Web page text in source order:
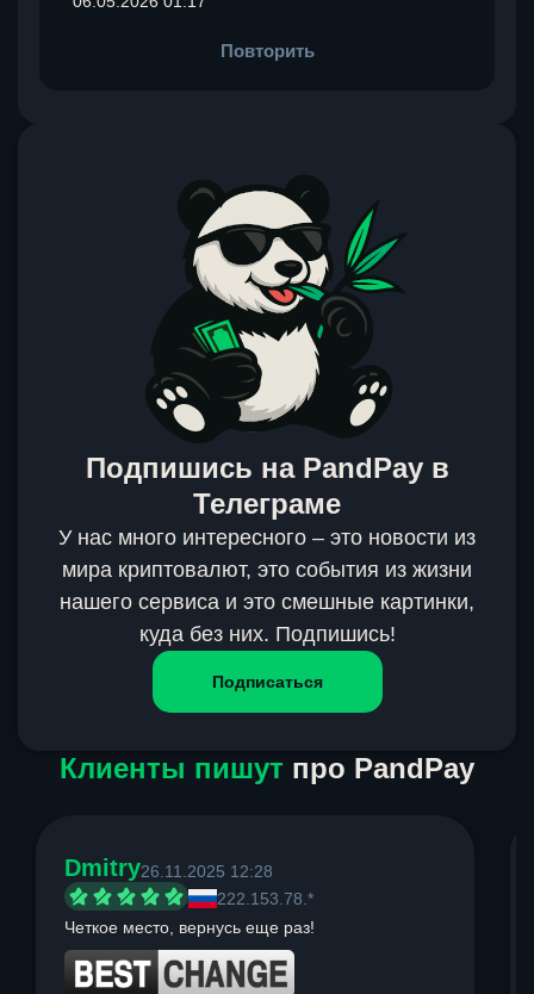
Повторить
Подпишись на PandPay в
Телеграме
У нас много интересного – это новости из
мира криптовалют, это события из жизни
нашего сервиса и это смешные картинки,
куда без них. Подпишись!
Подписаться
Клиенты пишут про PandPay
Dmitry26.11.2025 12:28
222.153.78.*
Четкое место, вернусь еще раз!